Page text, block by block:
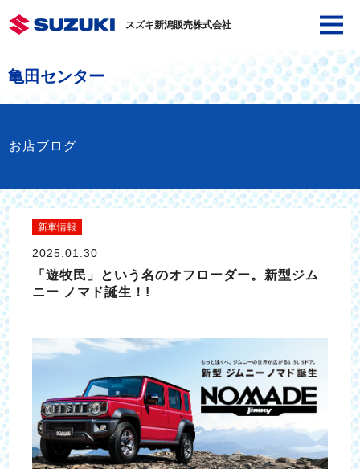
スズキ新潟販売株式会社
亀田センター
お店ブログ
新車情報
2025.01.30
「遊牧民」という名のオフローダー。新型ジム
ニー ノマド誕生！!